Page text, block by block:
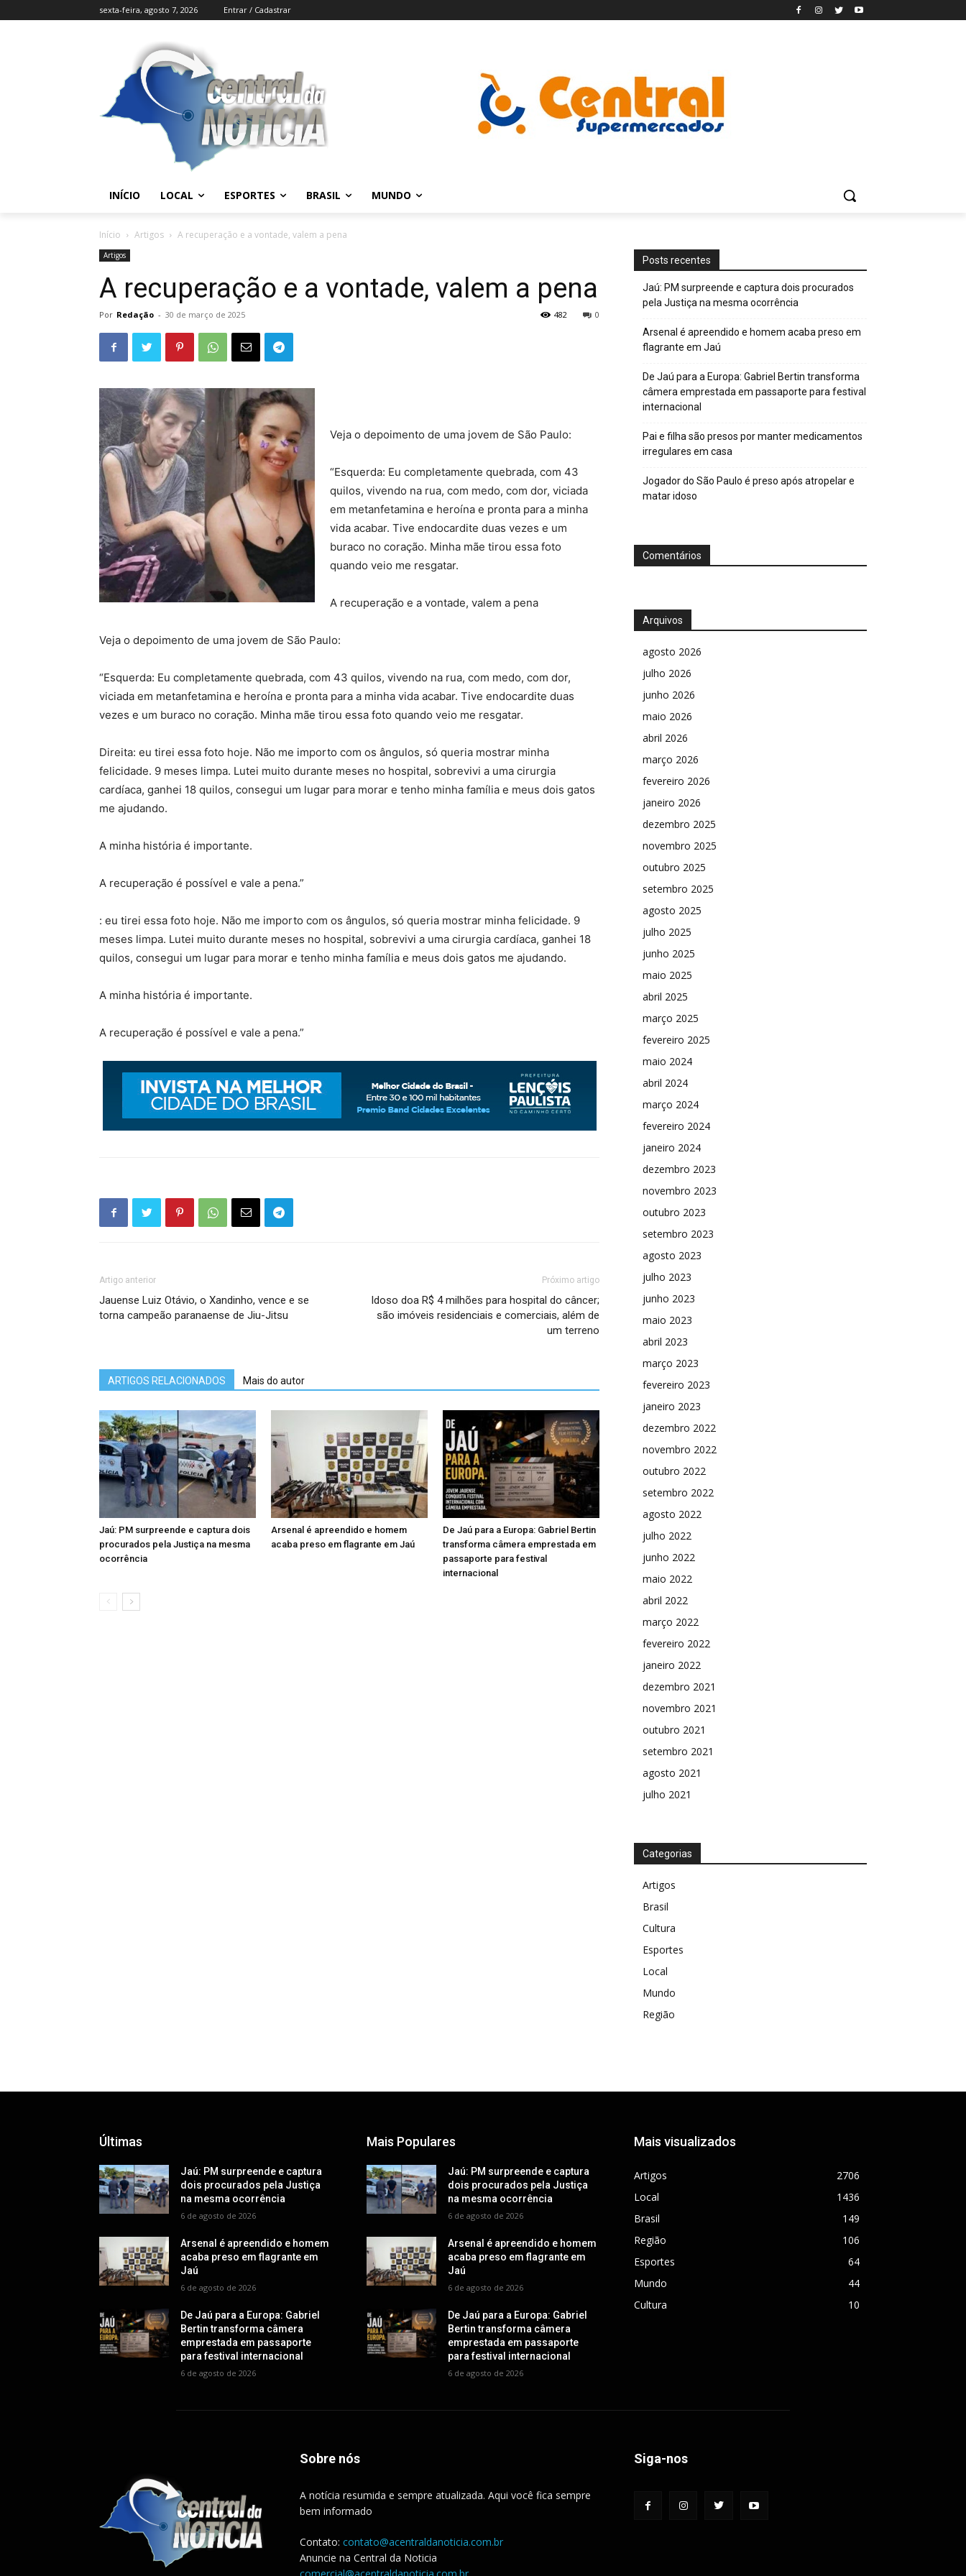
sexta-feira, agosto 7, 2026 Entrar / Cadastrar
INÍCIO LOCAL ESPORTES BRASIL MUNDO
Início Artigos A recuperação e a vontade, valem a pena
Artigos
A recuperação e a vontade, valem a pena
Por Redação - 30 de março de 2025 0
482
Veja o depoimento de uma jovem de São Paulo:
“Esquerda: Eu completamente quebrada, com 43
quilos, vivendo na rua, com medo, com dor, viciada
em metanfetamina e heroína e pronta para a minha
vida acabar. Tive endocardite duas vezes e um
buraco no coração. Minha mãe tirou essa foto
quando veio me resgatar. ⁣
A recuperação e a vontade, valem a pena
Veja o depoimento de uma jovem de São Paulo:
“Esquerda: Eu completamente quebrada, com 43 quilos, vivendo na rua, com medo, com dor,
viciada em metanfetamina e heroína e pronta para a minha vida acabar. Tive endocardite duas
vezes e um buraco no coração. Minha mãe tirou essa foto quando veio me resgatar. ⁣
Direita: eu tirei essa foto hoje. Não me importo com os ângulos, só queria mostrar minha
felicidade. 9 meses limpa. Lutei muito durante meses no hospital, sobrevivi a uma cirurgia
cardíaca, ganhei 18 quilos, consegui um lugar para morar e tenho minha família e meus dois gatos
me ajudando. ⁣
A minha história é importante.
A recuperação é possível e vale a pena.”
: eu tirei essa foto hoje. Não me importo com os ângulos, só queria mostrar minha felicidade. 9
meses limpa. Lutei muito durante meses no hospital, sobrevivi a uma cirurgia cardíaca, ganhei 18
quilos, consegui um lugar para morar e tenho minha família e meus dois gatos me ajudando. ⁣
A minha história é importante.
A recuperação é possível e vale a pena.”
Artigo anterior
Jauense Luiz Otávio, o Xandinho, vence e se
torna campeão paranaense de Jiu-Jitsu
Próximo artigo
Idoso doa R$ 4 milhões para hospital do câncer;
são imóveis residenciais e comerciais, além de
um terreno
ARTIGOS RELACIONADOS Mais do autor
Jaú: PM surpreende e captura dois
procurados pela Justiça na mesma
ocorrência
Arsenal é apreendido e homem
acaba preso em flagrante em Jaú
De Jaú para a Europa: Gabriel Bertin
transforma câmera emprestada em
passaporte para festival
internacional
Posts recentes
Jaú: PM surpreende e captura dois procurados
pela Justiça na mesma ocorrência
Arsenal é apreendido e homem acaba preso em
flagrante em Jaú
De Jaú para a Europa: Gabriel Bertin transforma
câmera emprestada em passaporte para festival
internacional
Pai e filha são presos por manter medicamentos
irregulares em casa
Jogador do São Paulo é preso após atropelar e
matar idoso
Comentários
Arquivos
agosto 2026
julho 2026
junho 2026
maio 2026
abril 2026
março 2026
fevereiro 2026
janeiro 2026
dezembro 2025
novembro 2025
outubro 2025
setembro 2025
agosto 2025
julho 2025
junho 2025
maio 2025
abril 2025
março 2025
fevereiro 2025
maio 2024
abril 2024
março 2024
fevereiro 2024
janeiro 2024
dezembro 2023
novembro 2023
outubro 2023
setembro 2023
agosto 2023
julho 2023
junho 2023
maio 2023
abril 2023
março 2023
fevereiro 2023
janeiro 2023
dezembro 2022
novembro 2022
outubro 2022
setembro 2022
agosto 2022
julho 2022
junho 2022
maio 2022
abril 2022
março 2022
fevereiro 2022
janeiro 2022
dezembro 2021
novembro 2021
outubro 2021
setembro 2021
agosto 2021
julho 2021
Categorias
Artigos
Brasil
Cultura
Esportes
Local
Mundo
Região
Últimas
Jaú: PM surpreende e captura
dois procurados pela Justiça
na mesma ocorrência
6 de agosto de 2026
Arsenal é apreendido e homem
acaba preso em flagrante em
Jaú
6 de agosto de 2026
De Jaú para a Europa: Gabriel
Bertin transforma câmera
emprestada em passaporte
para festival internacional
6 de agosto de 2026
Mais Populares
Jaú: PM surpreende e captura
dois procurados pela Justiça
na mesma ocorrência
6 de agosto de 2026
Arsenal é apreendido e homem
acaba preso em flagrante em
Jaú
6 de agosto de 2026
De Jaú para a Europa: Gabriel
Bertin transforma câmera
emprestada em passaporte
para festival internacional
6 de agosto de 2026
Mais visualizados
Artigos
2706
Local
1436
Brasil
149
Região
106
Esportes
64
Mundo
44
Cultura
10
Sobre nós
A notícia resumida e sempre atualizada. Aqui você fica sempre
bem informado
Contato: contato@acentraldanoticia.com.br
Anuncie na Central da Noticia
Siga-nos